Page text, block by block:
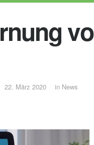
22. März 2020 in News